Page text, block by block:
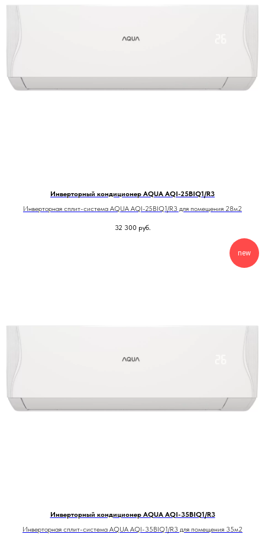
Инверторный кондиционер AQUA AQI-25BIQ1/R3
Инверторная сплит-система AQUA AQI-25BIQ1/R3 для помещения 28м2
32 300 руб.
new
Инверторный кондиционер AQUA AQI-35BIQ1/R3
Инверторная сплит-система AQUA AQI-35BIQ1/R3 для помещения 35м2